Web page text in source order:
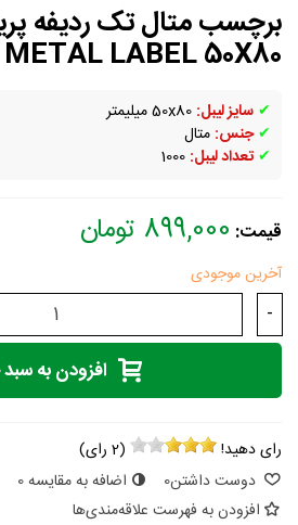
برچسب متال تک ردیفه
METAL LABEL 50X80
✔ سایز لیبل:
✔ جنس: متال
✔ تعداد لیبل:
قیمت: 899,000 تومان
آخرین موجودی
-
افزودن به
رای دهید! (
2 رای)
دوست داشتن0 اضافه به مقایسه0
افزودن به فهرست علاقه‌مندی‌ها